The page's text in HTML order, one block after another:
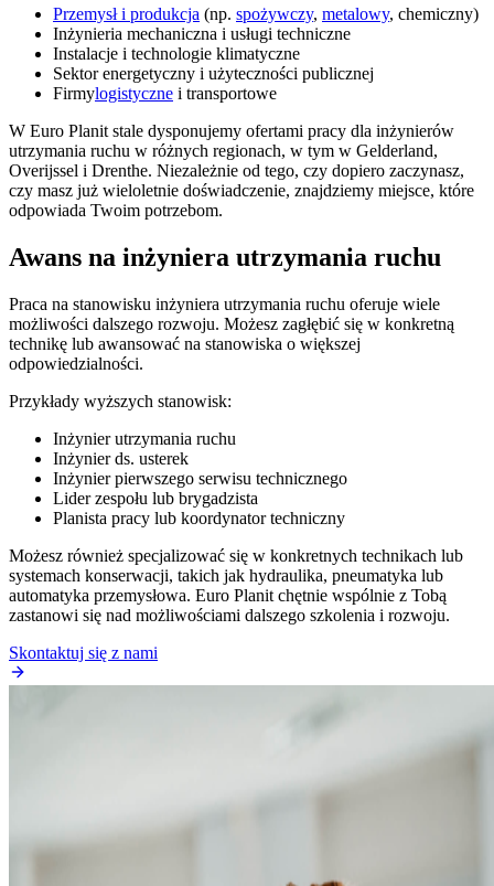
Przemysł i produkcja (np. spożywczy, metalowy, chemiczny)
Inżynieria mechaniczna i usługi techniczne
Instalacje i technologie klimatyczne
Sektor energetyczny i użyteczności publicznej
Firmylogistyczne i transportowe
W Euro Planit stale dysponujemy ofertami pracy dla inżynierów
utrzymania ruchu w różnych regionach, w tym w Gelderland,
Overijssel i Drenthe. Niezależnie od tego, czy dopiero zaczynasz,
czy masz już wieloletnie doświadczenie, znajdziemy miejsce, które
odpowiada Twoim potrzebom.
Awans na inżyniera utrzymania ruchu
Praca na stanowisku inżyniera utrzymania ruchu oferuje wiele
możliwości dalszego rozwoju. Możesz zagłębić się w konkretną
technikę lub awansować na stanowiska o większej
odpowiedzialności.
Przykłady wyższych stanowisk:
Inżynier utrzymania ruchu
Inżynier ds. usterek
Inżynier pierwszego serwisu technicznego
Lider zespołu lub brygadzista
Planista pracy lub koordynator techniczny
Możesz również specjalizować się w konkretnych technikach lub
systemach konserwacji, takich jak hydraulika, pneumatyka lub
automatyka przemysłowa. Euro Planit chętnie wspólnie z Tobą
zastanowi się nad możliwościami dalszego szkolenia i rozwoju.
Skontaktuj się z nami